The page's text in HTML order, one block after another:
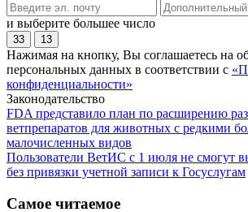
и выберите большее число
33 13
Нажимая на кнопку, Вы соглашаетесь на
персональных данных в соответствии с
конфиденциальности»
Законодательство
FDA представило план по расширению
ветпрепаратов для животных с редкими
малочисленных видов
Пользователи ВетИС с 1 июля не смогут
без привязки учетной записи к Госуслугам
Самое читаемое